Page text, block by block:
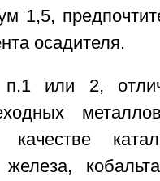
1,5,
осадителя.
или 2,